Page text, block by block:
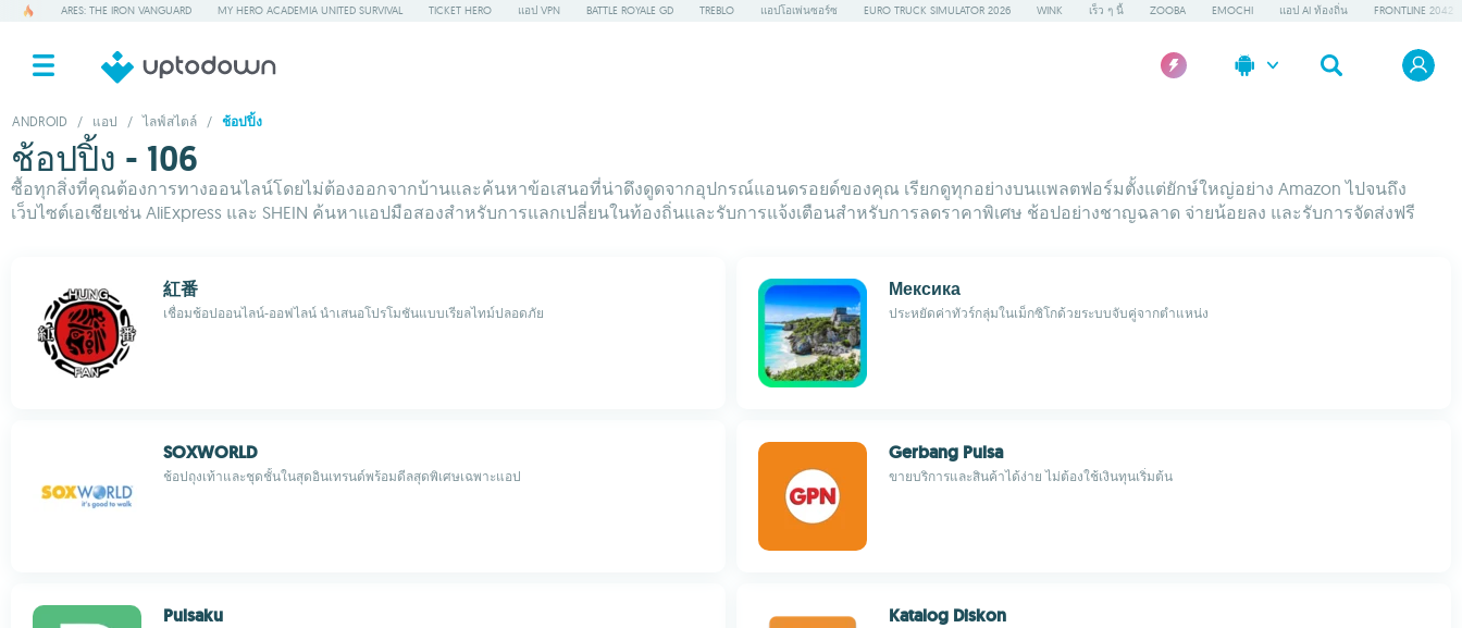
ARES: THE IRON VANGUARD MY HERO ACADEMIA UNITED SURVIVAL TICKET HERO แอป VPN BATTLE ROYALE GD TREBLO แอปโอเพ่นซอร์ซ EURO TRUCK SIMULATOR 2026 WINK เร็ว ๆ นี้ ZOOBA EMOCHI แอป AI ท้องถิ่น FRONTLINE 2042
ANDROID / แอป / ไลฟ์สไตล์ / ช้อปปิ้ง
ช้อปปิ้ง - 106
ซื้อทุกสิ่งที่คุณต้องการทางออนไลน์โดยไม่ต้องออกจากบ้านและค้นหาข้อเสนอที่น่าดึงดูดจากอุปกรณ์แอนดรอยด์ของคุณ เรียกดูทุกอย่างบนแพลตฟอร์มตั้งแต่ยักษ์ใหญ่อย่าง Amazon ไปจนถึง
เว็บไซต์เอเชียเช่น AliExpress และ SHEIN ค้นหาแอปมือสองสำหรับการแลกเปลี่ยนในท้องถิ่นและรับการแจ้งเตือนสำหรับการลดราคาพิเศษ ช้อปอย่างชาญฉลาด จ่ายน้อยลง และรับการจัดส่งฟรี
紅番
เชื่อมช้อปออนไลน์-ออฟไลน์ นำเสนอโปรโมชันแบบเรียลไทม์ปลอดภัย
Мексика
ประหยัดค่าทัวร์กลุ่มในเม็กซิโกด้วยระบบจับคู่จากตำแหน่ง
SOXWORLD
ช้อปถุงเท้าและชุดชั้นในสุดอินเทรนด์พร้อมดีลสุดพิเศษเฉพาะแอป
Gerbang Pulsa
ขายบริการและสินค้าได้ง่าย ไม่ต้องใช้เงินทุนเริ่มต้น
Pulsaku Katalog Diskon